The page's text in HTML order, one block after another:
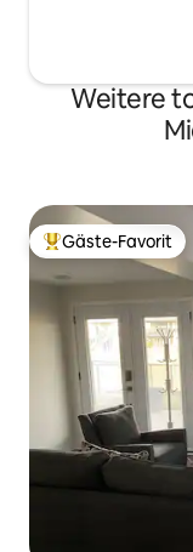
Weitere
Beliebter Gäste-
Gäste-Favorit